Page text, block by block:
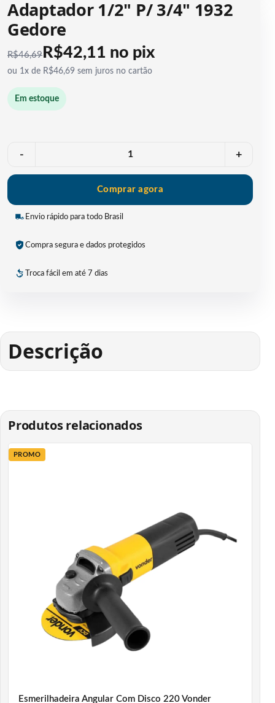
Adaptador 1/2" P/ 3/4" 1932
Gedore
R$46,69 R$42,11 no pix
ou 1x de R$46,69 sem juros no cartão
Em estoque
- +
Comprar agora
Envio rápido para todo Brasil
Compra segura e dados protegidos
Troca fácil em até 7 dias
Descrição
Produtos relacionados
PROMO
Esmerilhadeira Angular Com Disco 220 Vonder